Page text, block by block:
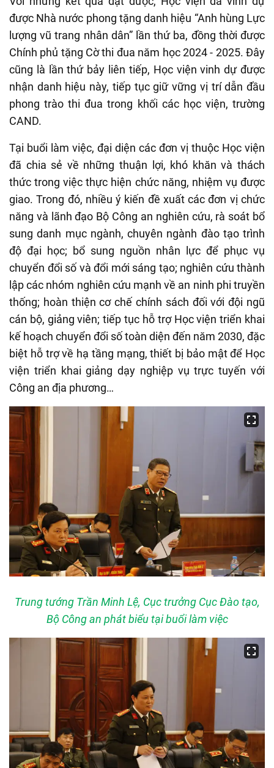
được Nhà nước phong tặng danh hiệu “Anh hùng Lực
lượng vũ trang nhân dân” lần thứ ba, đồng thời được
Chính phủ tặng Cờ thi đua năm học 2024 - 2025. Đây
cũng là lần thứ bảy liên tiếp, Học viện vinh dự được
nhận danh hiệu này, tiếp tục giữ vững vị trí dẫn đầu
phong trào thi đua trong khối các học viện, trường
CAND.
Tại buổi làm việc, đại diện các đơn vị thuộc Học viện
đã chia sẻ về những thuận lợi, khó khăn và thách
thức trong việc thực hiện chức năng, nhiệm vụ được
giao. Trong đó, nhiều ý kiến đề xuất các đơn vị chức
năng và lãnh đạo Bộ Công an nghiên cứu, rà soát bổ
sung danh mục ngành, chuyên ngành đào tạo trình
độ đại học; bổ sung nguồn nhân lực để phục vụ
chuyển đổi số và đổi mới sáng tạo; nghiên cứu thành
lập các nhóm nghiên cứu mạnh về an ninh phi truyền
thống; hoàn thiện cơ chế chính sách đối với đội ngũ
cán bộ, giảng viên; tiếp tục hỗ trợ Học viện triển khai
kế hoạch chuyển đổi số toàn diện đến năm 2030, đặc
biệt hỗ trợ về hạ tầng mạng, thiết bị bảo mật để Học
viện triển khai giảng dạy nghiệp vụ trực tuyến với
Công an địa phương…
Trung tướng Trần Minh Lệ, Cục trưởng Cục Đào tạo,
Bộ Công an phát biểu tại buổi làm việc